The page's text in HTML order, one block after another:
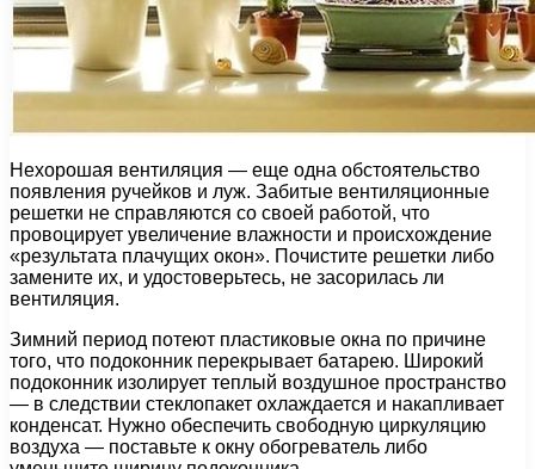
Нехорошая вентиляция — еще одна обстоятельство
появления ручейков и луж. Забитые вентиляционные
решетки не справляются со своей работой, что
провоцирует увеличение влажности и происхождение
«результата плачущих окон». Почистите решетки либо
замените их, и удостоверьтесь, не засорилась ли
вентиляция.
Зимний период потеют пластиковые окна по причине
того, что подоконник перекрывает батарею. Широкий
подоконник изолирует теплый воздушное пространство
— в следствии стеклопакет охлаждается и накапливает
конденсат. Нужно обеспечить свободную циркуляцию
воздуха — поставьте к окну обогреватель либо